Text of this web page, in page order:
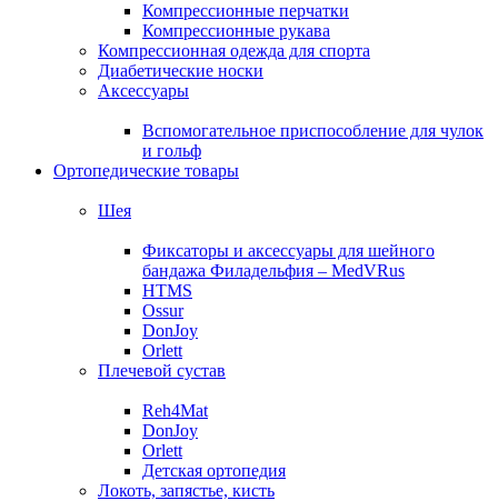
Компрессионные перчатки
Компрессионные рукава
Компрессионная одежда для спорта
Диабетические носки
Аксессуары
Вспомогательное приспособление для чулок
и гольф
Ортопедические товары
Шея
Фиксаторы и аксессуары для шейного
бандажа Филадельфия – MedVRus
HTMS
Ossur
DonJoy
Orlett
Плечевой сустав
Reh4Mat
DonJoy
Orlett
Детская ортопедия
Локоть, запястье, кисть